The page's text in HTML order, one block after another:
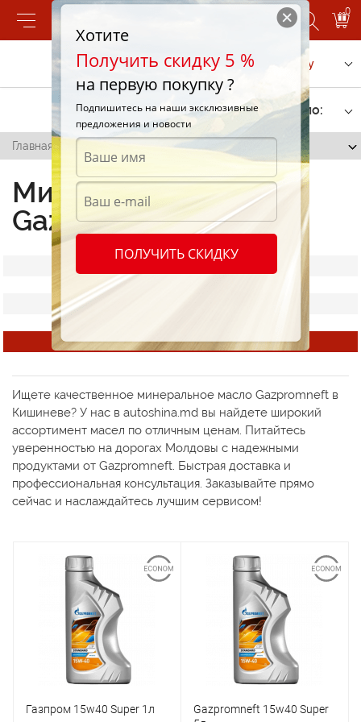
0
Позвонить Заказать услугу
Фильтр Сортировать по:
Главная / Минеральное масло Gazpromneft
Минеральное масло
Gazpromneft
Полусинтетические масла Gazpromneft
Минеральные масла Gazpromneft
Ищете качественное минеральное масло Gazpromneft в
Кишиневе? У нас в autoshina.md вы найдете широкий
ассортимент масел по отличным ценам. Питайтесь
уверенностью на дорогах Молдовы с надежными
продуктами от Gazpromneft. Быстрая доставка и
профессиональная консультация. Заказывайте прямо
сейчас и наслаждайтесь лучшим сервисом!
Газпром 15w40 Super 1л
Gazpromneft 15w40 Super
Хотите
Получить скидку 5 %
на первую покупку ?
Подпишитесь на наши эксклюзивные
предложения и новости
ПОЛУЧИТЬ СКИДКУ